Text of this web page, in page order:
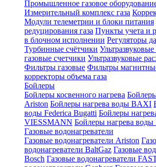
Промышленное газовое
Измерительный комплекс газа
Модули телеметрии и блоки питания
редуцирования газа Пункты учета и
в блочном исполнении Регуляторы
Турбинные счётчики
газовые счетчики Ультразвуковые
Фильтры газовые Фильтры
корректоры объема газа
Бойлеры
Бойлеры косвенного нагрева
Ariston Бойлеры нагрева воды BAXI
воды Federica Bugatti Бойлеры
VIESSMANN Бойлеры нагрева воды
Газовые водонагреватели
Газовые водонагреватели Ariston
водонагреватели BaltGaz Газовые
Bosch Газовые водонагреватели